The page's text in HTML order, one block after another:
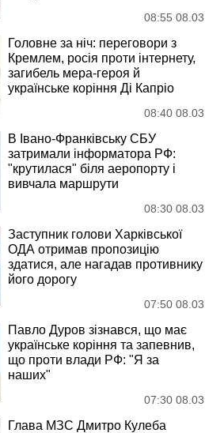
08:55 08.03
Головне за ніч: переговори з
Кремлем, росія проти інтернету,
загибель мера-героя й
українське коріння Ді Капріо
08:40 08.03
В Івано-Франківську СБУ
затримали інформатора РФ:
"крутилася" біля аеропорту і
вивчала маршрути
08:30 08.03
Заступник голови Харківської
ОДА отримав пропозицію
здатися, але нагадав противнику
його дорогу
07:50 08.03
Павло Дуров зізнався, що має
українське коріння та запевнив,
що проти влади РФ: "Я за
наших"
07:30 08.03
Глава МЗС Дмитро Кулеба